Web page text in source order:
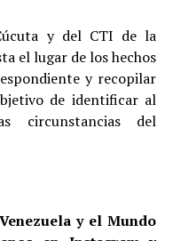
y del CTI de la
el lugar de los hechos
y recopilar
de identificar al
circunstancias del
y el Mundo